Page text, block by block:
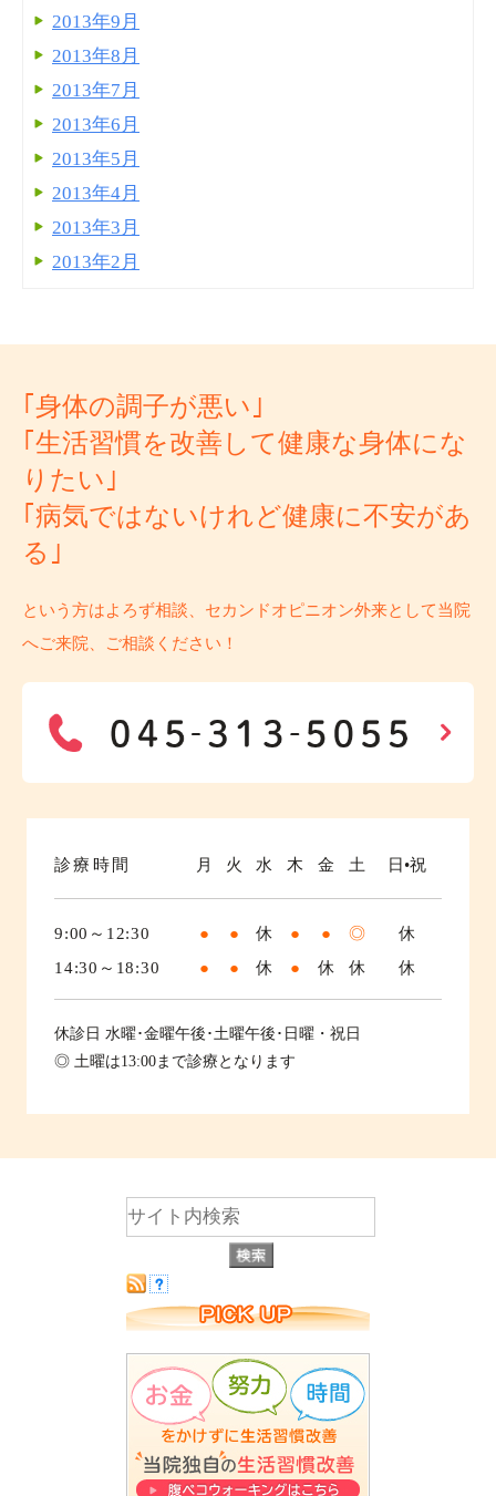
2013年9月
2013年8月
2013年7月
2013年6月
2013年5月
2013年4月
2013年3月
2013年2月
｢身体の調子が悪い｣
｢生活習慣を改善して健康な身体にな
りたい｣
｢病気ではないけれど健康に不安があ
る｣
という方はよろず相談、セカンドオピニオン外来として当院
へご来院、ご相談ください！
診療時間 月 火 水 木 金 土 日•祝
9:00～12:30 ● ● 休 ● ● ◎
休
14:30～18:30
● ● 休 ● 休 休 休
休診日 水曜･金曜午後･土曜午後･日曜・祝日
◎ 土曜は13:00まで診療となります